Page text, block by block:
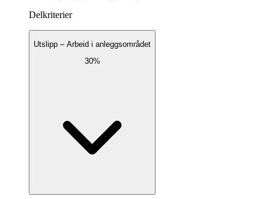
Delkriterier
Utslipp – Arbeid i anleggsområdet
30%